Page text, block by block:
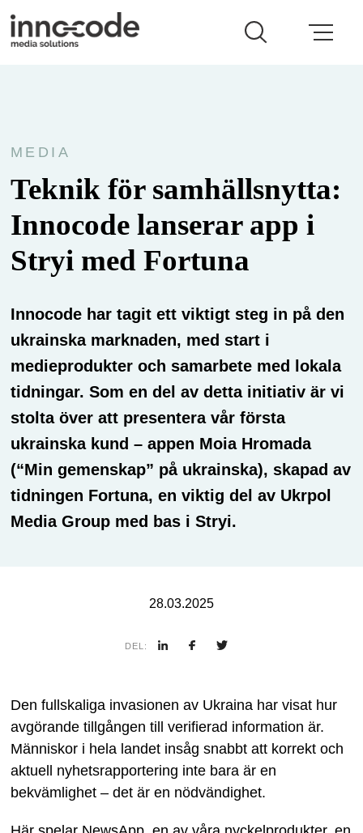
MEDIA
Teknik för samhällsnytta:
Innocode lanserar app i
Stryi med Fortuna
Innocode har tagit ett viktigt steg in på den
ukrainska marknaden, med start i
medieprodukter och samarbete med lokala
tidningar. Som en del av detta initiativ är vi
stolta över att presentera vår första
ukrainska kund – appen Moia Hromada
(“Min gemenskap” på ukrainska), skapad av
tidningen Fortuna, en viktig del av Ukrpol
Media Group med bas i Stryi.
28.03.2025
DEL:
Den fullskaliga invasionen av Ukraina har visat hur
avgörande tillgången till verifierad information är.
Människor i hela landet insåg snabbt att korrekt och
aktuell nyhetsrapportering inte bara är en
bekvämlighet – det är en nödvändighet.